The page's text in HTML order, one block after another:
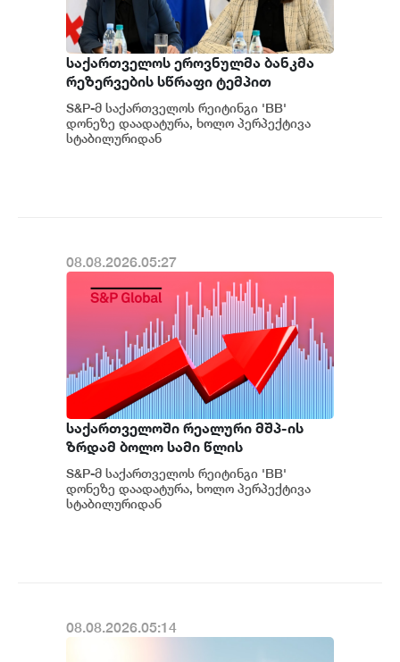
საქართველოს ეროვნულმა ბანკმა
რეზერვების სწრაფი ტემპით
დაგროვება განაგრძო და ივლისში
რეკორდულ ნიშნულს $7.1 მილიარდს
მიაღწია - S&P
S&P-მ საქართველოს რეიტინგი 'BB'
დონეზე დაადატურა, ხოლო პერპექტივა
სტაბილურიდან
08.08.2026.05:27
საქართველოში რეალური მშპ-ის
ზრდამ ბოლო სამი წლის
განმავლობაში საშუალოდ 8.3%
შეადგინა, რაც მსოფლიოში ერთ-
ერთი ყველაზე მაღალი
S&P-მ საქართველოს რეიტინგი 'BB'
დონეზე დაადატურა, ხოლო პერპექტივა
სტაბილურიდან
08.08.2026.05:14